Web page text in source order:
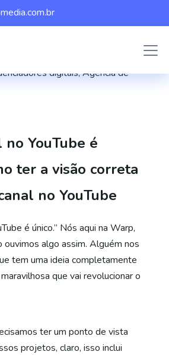
digitais,Agência de
no YouTube é
ter a visão correta
no YouTube
é único.” Nós aqui na Warp,
ouvimos algo assim. Alguém nos
tem uma ideia completamente
que vai revolucionar o
ter um ponto de vista
projetos, claro, isso inclui